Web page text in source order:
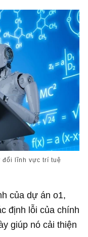
đổi lĩnh vực trí tuệ
của dự án o1,
định lỗi của chính
giúp nó cải thiện